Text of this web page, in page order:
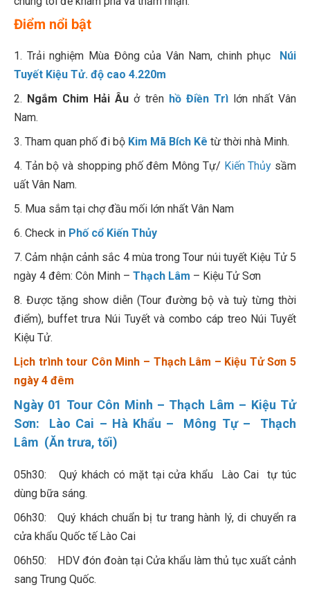
Điểm nổi bật
1. Trải nghiệm Mùa Đông của Vân Nam, chinh phục Núi
Tuyết Kiệu Tử. độ cao 4.220m
2. Ngắm Chim Hải Âu ở trên hồ Điền Trìlớn nhất Vân
Nam.
3. Tham quan phố đi bộ Kim Mã Bích Kê từ thời nhà Minh.
4. Tản bộ và shopping phố đêm Mông Tự/ Kiến Thủy sầm
uất Vân Nam.
5. Mua sắm tại chợ đầu mối lớn nhất Vân Nam
6. Check in Phố cổ Kiến Thủy
7. Cảm nhận cảnh sắc 4 mùa trong Tour núi tuyết Kiệu Tử 5
ngày 4 đêm: Côn Minh – Thạch Lâm – Kiệu Tử Sơn
8. Được tặng show diễn (Tour đường bộ và tuỳ từng thời
điểm), buffet trưa Núi Tuyết và combo cáp treo Núi Tuyết
Kiệu Tử.
Lịch trìnhtour Côn Minh – Thạch Lâm – Kiệu Tử Sơn 5
ngày 4 đêm
Ngày 01 Tour Côn Minh – Thạch Lâm – Kiệu Tử
Sơn: Lào Cai – Hà Khẩu – Mông Tự – Thạch
Lâm (Ăn trưa, tối)
05h30: Quý khách có mặt tại cửa khẩu Lào Cai tự túc
dùng bữa sáng.
06h30: Quý khách chuẩn bị tư trang hành lý, di chuyển ra
cửa khẩu Quốc tế Lào Cai
06h50: HDV đón đoàn tại Cửa khẩu làm thủ tục xuất cảnh
sang Trung Quốc.